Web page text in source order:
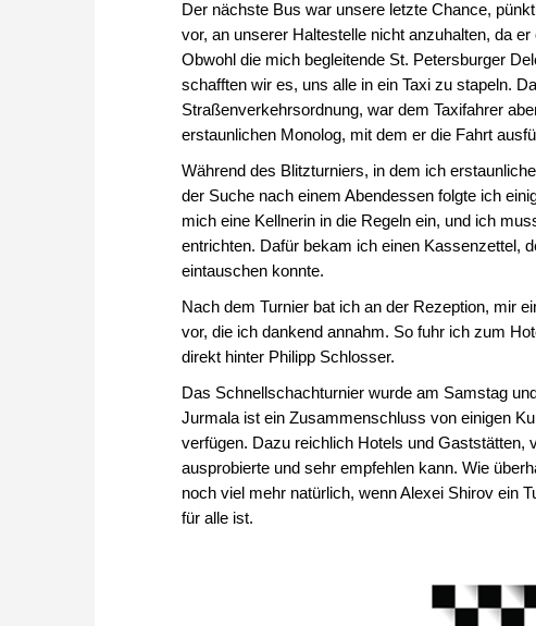
Der nächste Bus war unsere letzte Chance,
vor, an unserer Haltestelle nicht anzuhalten, da
Obwohl die mich begleitende St. Petersburger
schafften wir es, uns alle in ein Taxi zu stapeln.
Straßenverkehrsordnung, war dem Taxifahrer
erstaunlichen Monolog, mit dem er die Fahrt
Während des Blitzturniers, in dem ich
der Suche nach einem Abendessen folgte ich
mich eine Kellnerin in die Regeln ein, und ich
entrichten. Dafür bekam ich einen Kassenzettel,
eintauschen konnte.
Nach dem Turnier bat ich an der Rezeption, mir
vor, die ich dankend annahm. So fuhr ich zum
direkt hinter Philipp Schlosser.
Das Schnellschachturnier wurde am Samstag
Jurmala ist ein Zusammenschluss von einigen
verfügen. Dazu reichlich Hotels und
ausprobierte und sehr empfehlen kann. Wie
noch viel mehr natürlich, wenn Alexei Shirov ein
für alle ist.